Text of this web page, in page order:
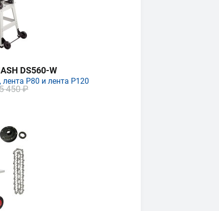
DS560-W
P80 и лента P120
450 ₽